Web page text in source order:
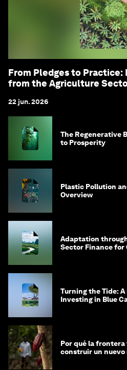
From Pledges to Practice:
from the Agriculture
22 jun. 2026
The Regenerative
to Prosperity
Plastic Pollution
Overview
Adaptation
Sector Finance
Turning the Tide: A
Investing in Blue
Por qué la
construir un nuevo